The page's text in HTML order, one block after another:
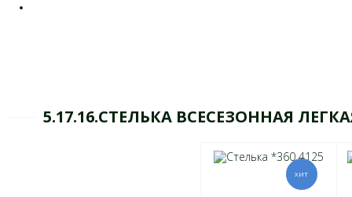
5.17.16.СТЕЛЬКА ВСЕСЕЗОННАЯ